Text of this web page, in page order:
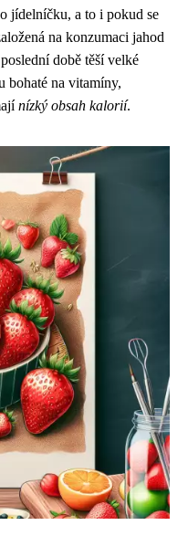
jídelníčku, a to i pokud se
na konzumaci jahod
době těší velké
bohaté na vitamíny,
nízký obsah kalorií.